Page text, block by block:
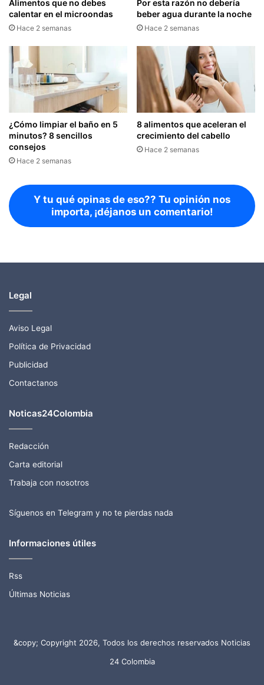
Alimentos que no debes
calentar en el microondas
Hace 2 semanas
Por esta razón no debería
beber agua durante la noche
Hace 2 semanas
¿Cómo limpiar el baño en 5
minutos? 8 sencillos
consejos
Hace 2 semanas
8 alimentos que aceleran el
crecimiento del cabello
Hace 2 semanas
Y tu qué opinas de eso?? Tu opinión nos
importa, ¡déjanos un comentario!
Legal
Aviso Legal
Política de Privacidad
Publicidad
Contactanos
Noticas24Colombia
Redacción
Carta editorial
Trabaja con nosotros
Síguenos en Telegram y no te pierdas nada
Informaciones útiles
Rss
Últimas Noticias
&copy; Copyright 2026, Todos los derechos reservados Noticias
24 Colombia